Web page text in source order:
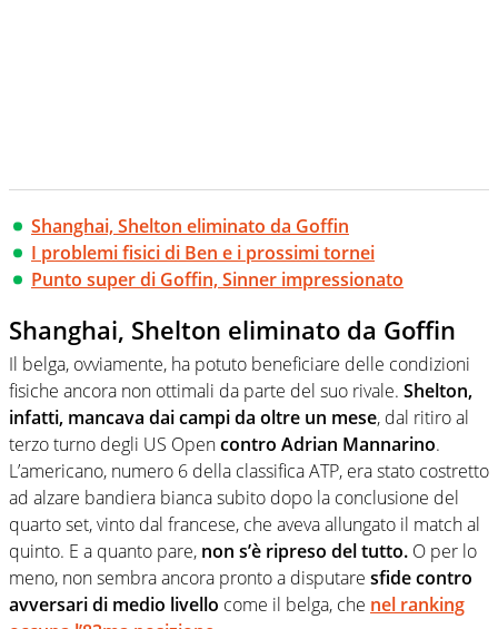
Shanghai, Shelton eliminato da Goffin
I problemi fisici di Ben e i prossimi tornei
Punto super di Goffin, Sinner impressionato
Shanghai, Shelton eliminato da Goffin
Il belga, ovviamente, ha potuto beneficiare delle condizioni
fisiche ancora non ottimali da parte del suo rivale. Shelton,
infatti, mancava dai campi da oltre un mese, dal ritiro al
terzo turno degli US Opencontro Adrian Mannarino.
L’americano, numero 6 della classifica ATP, era stato costretto
ad alzare bandiera bianca subito dopo la conclusione del
quarto set, vinto dal francese, che aveva allungato il match al
quinto. E a quanto pare, non s’è ripreso del tutto. O per lo
meno, non sembra ancora pronto a disputare sfide contro
avversari di medio livello come il belga, che nel ranking